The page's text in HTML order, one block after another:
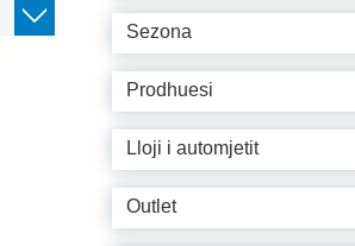
Sezona
Prodhuesi
Lloji i automjetit
Outlet